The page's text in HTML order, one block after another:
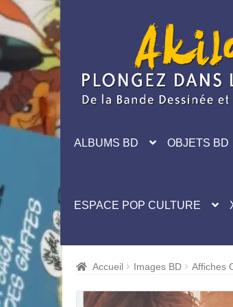
navigation
ALBUMS BD OBJETS BD
ESPACE POP CULTURE
Accueil Images BD Affiches